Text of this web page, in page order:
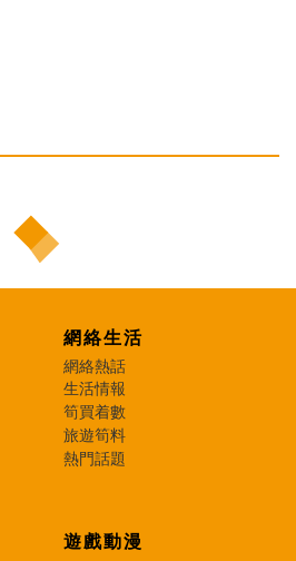
網絡生活
網絡熱話
生活情報
筍買着數
旅遊筍料
熱門話題
遊戲動漫